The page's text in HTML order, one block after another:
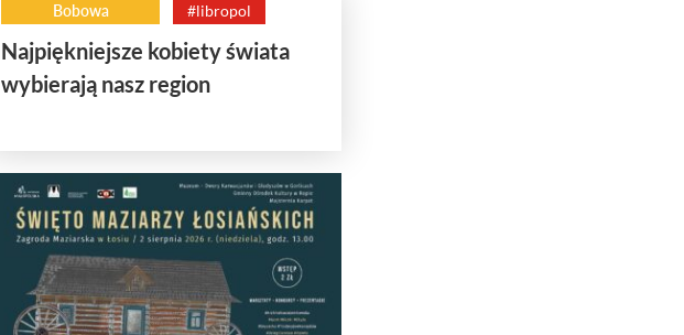
Bobowa #libropol
Najpiękniejsze kobiety świata
wybierają nasz region